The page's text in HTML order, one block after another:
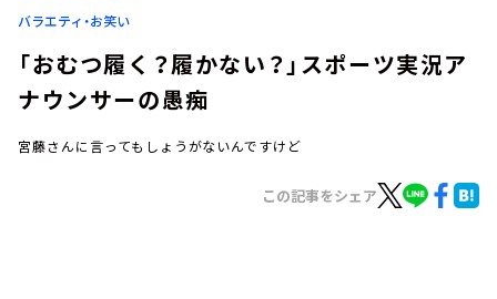
ログイン
バラエティ・お笑い
「おむつ履く？履かない？」スポーツ実況ア
ナウンサーの愚痴
宮藤さんに言ってもしょうがないんですけど
この記事をシェア